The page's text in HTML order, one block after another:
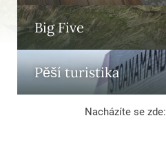
Big Five
Pěší turistika
Nacházíte se zde: